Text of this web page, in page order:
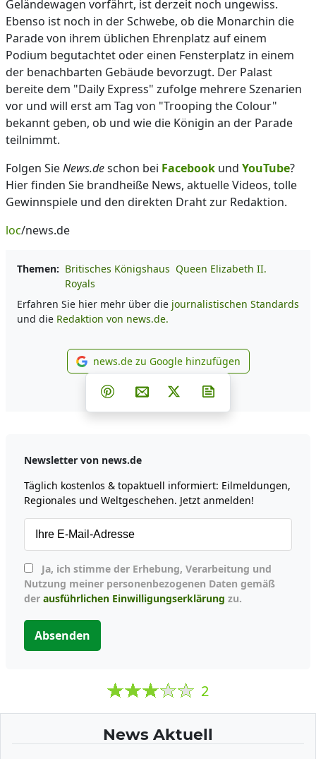
Geländewagen vorfährt, ist derzeit noch ungewiss.
Ebenso ist noch in der Schwebe, ob die Monarchin die
Parade von ihrem üblichen Ehrenplatz auf einem
Podium begutachtet oder einen Fensterplatz in einem
der benachbarten Gebäude bevorzugt. Der Palast
bereite dem "Daily Express" zufolge mehrere Szenarien
vor und will erst am Tag von "Trooping the Colour"
bekannt geben, ob und wie die Königin an der Parade
teilnimmt.
Folgen SieNews.deschon bei Facebook und YouTube?
Hier finden Sie brandheiße News, aktuelle Videos, tolle
Gewinnspiele und den direkten Draht zur Redaktion.
loc/news.de
Themen: Britisches Königshaus Queen Elizabeth II.
Royals
Erfahren Sie hier mehr über die journalistischen Standards
und die Redaktion von news.de.
news.de zu Google
news.de zu Google hinzufügen
Teilen auf Facebook
Teilen auf Whatsapp
Teilen auf Telegram
Teilen auf Pinterest
Per E-Mail teilen
Post auf X
Newsletter von news.de
Täglich kostenlos & topaktuell informiert: Eilmeldungen,
Regionales und Weltgeschehen. Jetzt anmelden!
Nutzung meiner personenbezogenen Daten gemäß
der ausführlichen Einwilligungserklärung zu.
Absenden
2
News Aktuell